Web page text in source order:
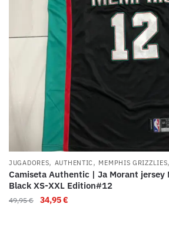
JUGADORES, AUTHENTIC, MEMPHIS GRIZZLIES,
Camiseta Authentic | Ja Morant jersey
Black XS-XXL Edition#12
49,95€ 34,95€